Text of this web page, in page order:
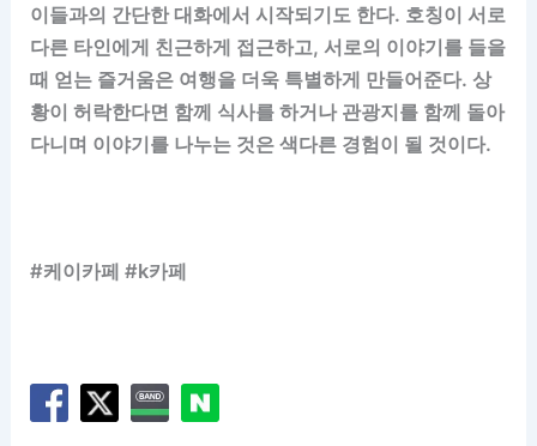
이들과의 간단한 대화에서 시작되기도 한다. 호칭이 서로
다른 타인에게 친근하게 접근하고, 서로의 이야기를 들을
때 얻는 즐거움은 여행을 더욱 특별하게 만들어준다. 상
황이 허락한다면 함께 식사를 하거나 관광지를 함께 돌아
다니며 이야기를 나누는 것은 색다른 경험이 될 것이다.
#케이카페 #k카페